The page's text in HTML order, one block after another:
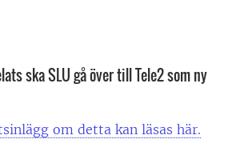
ska SLU gå över till Tele2 som ny
om detta kan läsas här.